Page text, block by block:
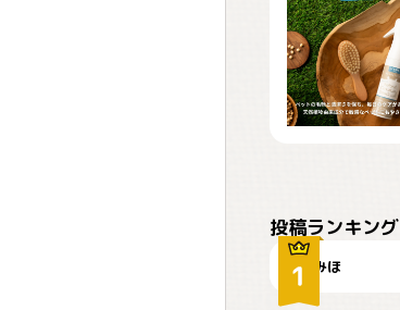
投稿ランキング
みほ